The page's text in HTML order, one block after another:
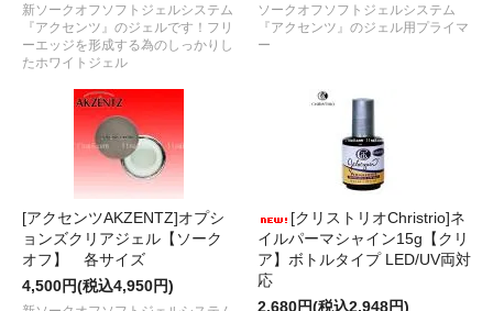
新ソークオフソフトジェルシステム
『アクセンツ』のジェルです！フリ
ーエッジを形成する為のしっかりし
たホワイトジェル
ソークオフソフトジェルシステム
『アクセンツ』のジェル用プライマ
ー
[アクセンツAKZENTZ]オプシ
ョンズクリアジェル【ソーク
オフ】 各サイズ
4,500円(税込4,950円)
[クリストリオChristrio]ネ
イルパーマシャイン15g【クリ
ア】ボトルタイプ LED/UV両対
応
2,680円(税込2,948円)